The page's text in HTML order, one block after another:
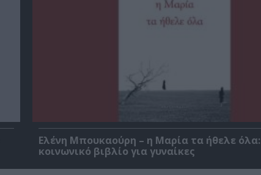
Ελένη Μπουκαούρη – η Μαρία τα ήθελε
κοινωνικό βιβλίο για γυναίκες